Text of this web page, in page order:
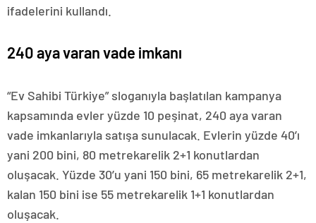
ifadelerini kullandı.
240 aya varan vade imkanı
“Ev Sahibi Türkiye” sloganıyla başlatılan kampanya
kapsamında evler yüzde 10 peşinat, 240 aya varan
vade imkanlarıyla satışa sunulacak. Evlerin yüzde 40’ı
yani 200 bini, 80 metrekarelik 2+1 konutlardan
oluşacak. Yüzde 30’u yani 150 bini, 65 metrekarelik 2+1,
kalan 150 bini ise 55 metrekarelik 1+1 konutlardan
oluşacak.